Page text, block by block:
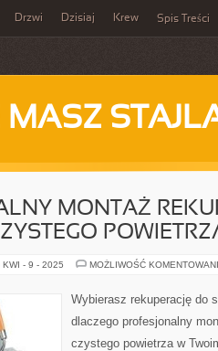
Drzwi Dzisiaj Krew Spis Treści
MONTAŻ
KWI - 9 - 2025 MOŻLIWOŚĆ
Wybierasz rekuperację do
dlaczego profesjonalny
czystego powietrza w